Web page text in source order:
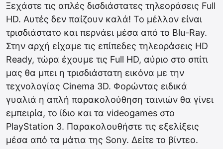
Ξεχάστε τις απλές δισδιάστατες τηλεοράσεις Full
HD. Αυτές δεν παίζουν καλά! Το μέλλον είναι
τρισδιάστατο και περνάει μέσα από το Blu-Ray.
Στην αρχή είχαμε τις επίπεδες τηλεοράσεις HD
Ready, τώρα έχουμε τις Full HD, αύριο στο σπίτι
μας θα μπει η τρισδιάστατη εικόνα με την
τεχνολογίας Cinema 3D. Φορώντας ειδικά
γυαλιά η απλή παρακολούθηση ταινιών θα γίνει
εμπειρία, το ίδιο και τα videogames στο
PlayStation 3. Παρακολουθήστε τις εξελίξεις
μέσα από τα μάτια της Sony. Δείτε το βίντεο.